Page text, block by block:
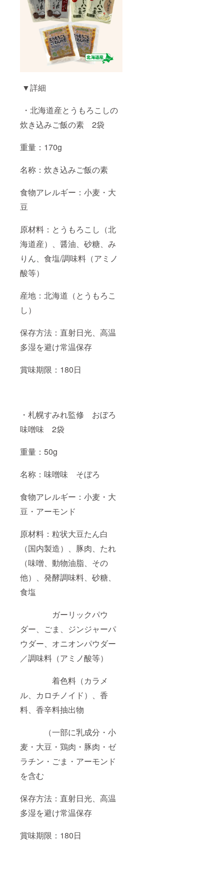
▼詳細
・北海道産とうもろこしの
炊き込みご飯の素 2袋
重量：170g
名称：炊き込みご飯の素
食物アレルギー：小麦・大
豆
原材料：とうもろこし（北
海道産）、醤油、砂糖、み
りん、食塩/調味料（アミノ
酸等）
産地：北海道（とうもろこ
し）
保存方法：直射日光、高温
多湿を避け常温保存
賞味期限：180日
・札幌すみれ監修 おぼろ
味噌味 2袋
重量：50g
名称：味噌味 そぼろ
食物アレルギー：小麦・大
豆・アーモンド
原材料：粒状大豆たん白
（国内製造）、豚肉、たれ
（味噌、動物油脂、その
他）、発酵調味料、砂糖、
食塩
ガーリックパウ
ダー、ごま、ジンジャーパ
ウダー、オニオンパウダー
／調味料（アミノ酸等）
着色料（カラメ
ル、カロチノイド）、香
料、香辛料抽出物
（一部に乳成分・小
麦・大豆・鶏肉・豚肉・ゼ
ラチン・ごま・アーモンド
を含む
保存方法：直射日光、高温
多湿を避け常温保存
賞味期限：180日